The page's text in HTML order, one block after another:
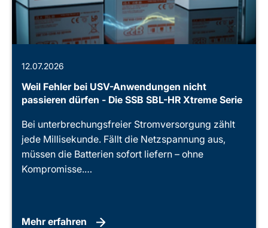
12.07.2026
Weil Fehler bei USV-Anwendungen nicht
passieren dürfen - Die SSB SBL-HR Xtreme Serie
Bei unterbrechungsfreier Stromversorgung zählt
jede Millisekunde. Fällt die Netzspannung aus,
müssen die Batterien sofort liefern – ohne
Kompromisse.…
Mehr erfahren